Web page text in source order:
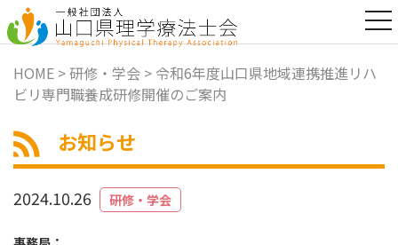
HOME > 研修・学会 > 令和6年度山口県地域連携推進リハ
ビリ専門職養成研修開催のご案内
お知らせ
2024.10.26 研修・学会
t
o
g
i